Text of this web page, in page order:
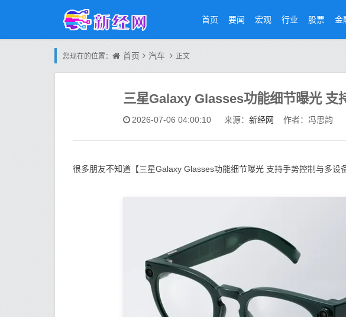
首页 要闻 宏观 行业 股票 金
您现在的位置： 首页 汽车 正文
三星Galaxy Glasses功能细节曝光 支
2026-07-06 04:00:10 来源： 新经网 作者：冯思韵
很多朋友不知道【三星Galaxy Glasses功能细节曝光 支持手势控制与多设